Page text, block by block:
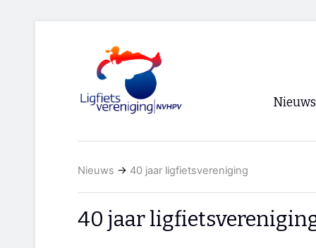
Nieuws
RSS
Nieuws → 40 jaar ligfietsvereniging
40 jaar